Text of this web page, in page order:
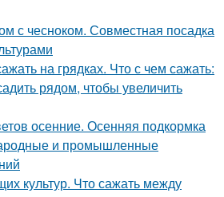
с чесноком. Совместная посадка
на грядках. Что с чем сажать:
рядом, чтобы увеличить
осенние. Осенняя подкормка
и промышленные
культур. Что сажать между